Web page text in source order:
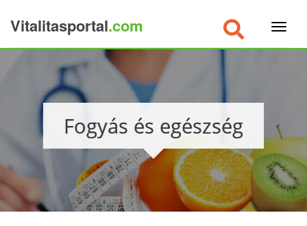
Vitalitasportal.com
Fogyás és egészség
×